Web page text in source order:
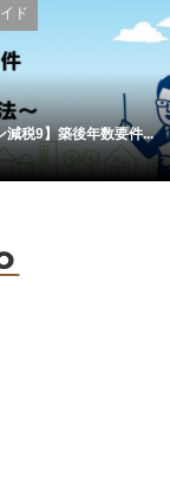
ド
減税9】築後年数要件...